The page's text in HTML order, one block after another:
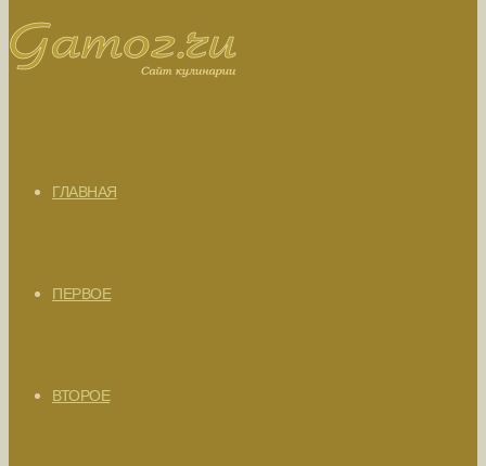
ГЛАВНАЯ
ПЕРВОЕ
ВТОРОЕ